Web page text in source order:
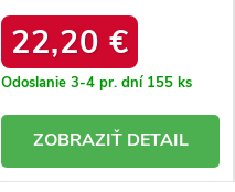
22,20 €
Odoslanie 3-4 pr. dní 155 ks
DETAIL